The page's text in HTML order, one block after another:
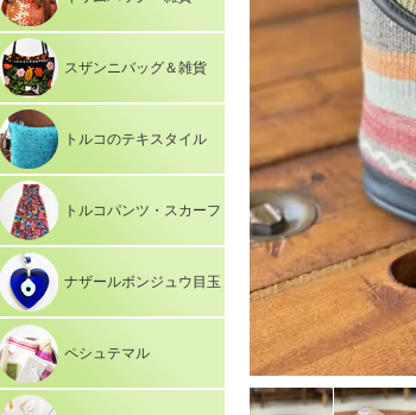
スザンニバッグ＆雑貨
トルコのテキスタイル
トルコパンツ・スカーフ
ナザールボンジュウ目玉
ペシュテマル